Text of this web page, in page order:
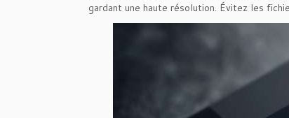
gardant une haute résolution. Évitez les